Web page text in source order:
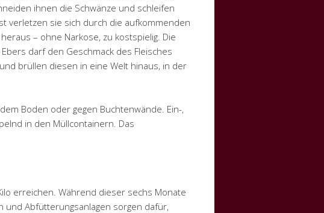
ihnen die Schwänze und schleifen
verletzen sie sich durch die aufkommenden
– ohne Narkose, zu kostspielig. Die
darf den Geschmack des Fleisches
brüllen diesen in eine Welt hinaus, in der
Boden oder gegen Buchtenwände. Ein-,
in den Müllcontainern. Das
erreichen. Während dieser sechs Monate
Abfütterungsanlagen sorgen dafür,